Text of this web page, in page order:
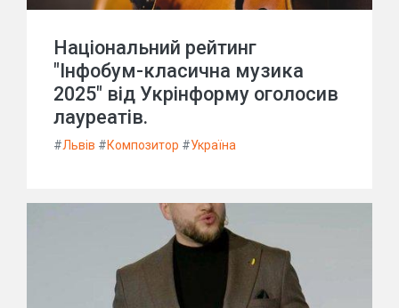
Національний рейтинг
"Інфобум-класична музика
2025" від Укрінформу оголосив
лауреатів.
#Львів #Композитор #Україна